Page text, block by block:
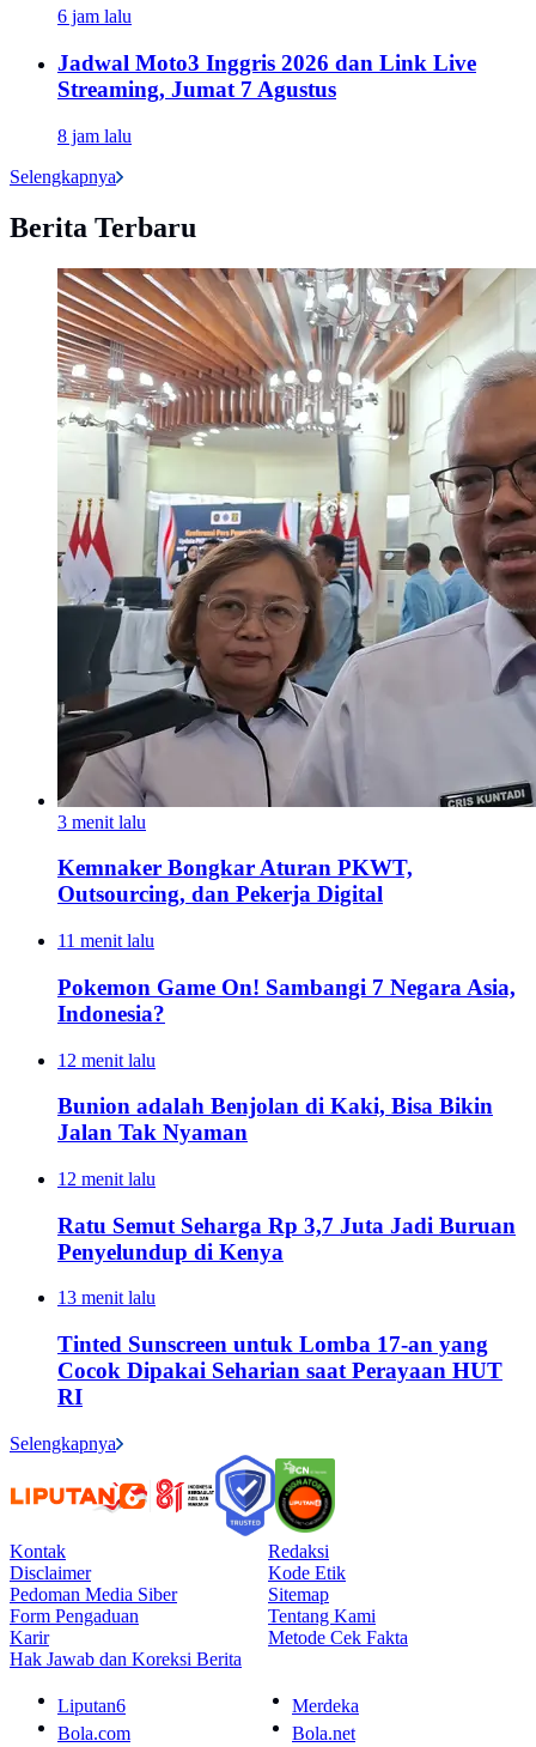
6 jam lalu
Jadwal Moto3 Inggris 2026 dan Link Live
Streaming, Jumat 7 Agustus
8 jam lalu
Selengkapnya
Berita Terbaru
3 menit lalu
Kemnaker Bongkar Aturan PKWT,
Outsourcing, dan Pekerja Digital
11 menit lalu
Pokemon Game On! Sambangi 7 Negara Asia,
Indonesia?
12 menit lalu
Bunion adalah Benjolan di Kaki, Bisa Bikin
Jalan Tak Nyaman
12 menit lalu
Ratu Semut Seharga Rp 3,7 Juta Jadi Buruan
Penyelundup di Kenya
13 menit lalu
Tinted Sunscreen untuk Lomba 17-an yang
Cocok Dipakai Seharian saat Perayaan HUT
RI
Selengkapnya
Kontak
Redaksi
Disclaimer
Kode Etik
Pedoman Media Siber
Sitemap
Form Pengaduan
Tentang Kami
Karir
Metode Cek Fakta
Hak Jawab dan Koreksi Berita
Liputan6
Merdeka
Bola.com
Bola.net